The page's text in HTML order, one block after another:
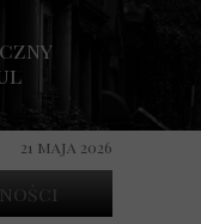
21 maja 2026